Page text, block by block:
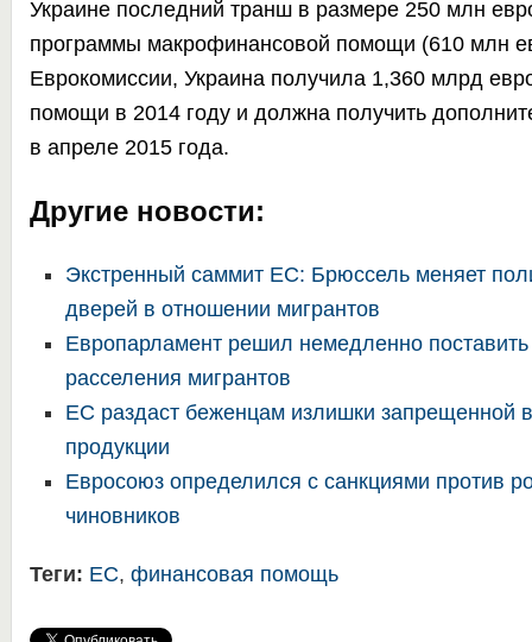
Украинепоследний транш в размере 250 млн
программы макрофинансовой помощи (610 млн
Еврокомиссии, Украина получила 1,360 млрд
помощи в 2014 году и должна получить
в апреле 2015 года.
Другие новости:
Экстренный саммит ЕС: Брюссель меняет
дверей в отношении мигрантов
Европарламент решил немедленно поставить
расселения мигрантов
ЕС раздаст беженцам излишки запрещенной
продукции
Евросоюз определился с санкциями против
чиновников
Теги: ЕС, финансовая помощь